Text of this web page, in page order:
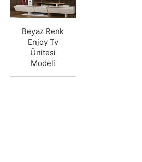
Beyaz Renk
Enjoy Tv
Ünitesi
Modeli